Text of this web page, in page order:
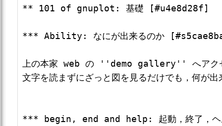
** 101 of gnuplot: 基礎 [#u4e8d28f]
*** Ability: なにが出来るのか
上の本家 web の ''demo gallery'' へアクセ
文字を読まずにざっと図を見るだけでも，何が
*** begin, end and help: 起動，終了，